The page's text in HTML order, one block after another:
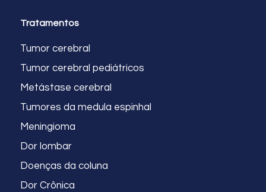
Tratamentos
Tumor cerebral
Tumor cerebral pediátricos
Metástase cerebral
Tumores da medula espinhal
Meningioma
Dor lombar
Doenças da coluna
Dor Crônica